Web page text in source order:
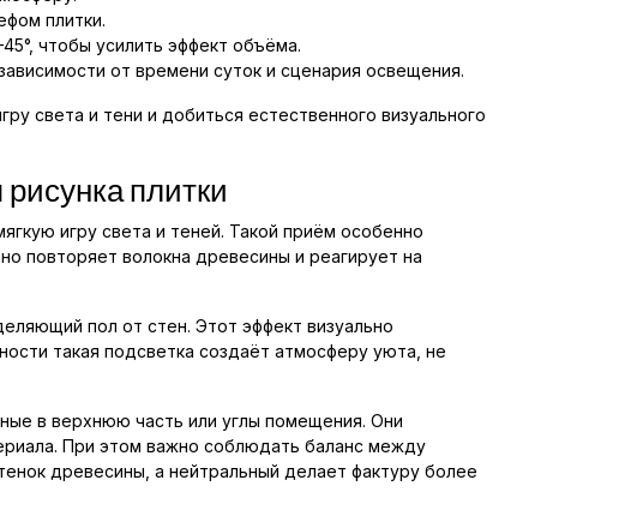
плитки.
чтобы усилить эффект объёма.
от времени суток и сценария освещения.
света и тени и добиться естественного визуального
плитки
игру света и теней. Такой приём особенно
повторяет волокна древесины и реагирует на
пол от стен. Этот эффект визуально
такая подсветка создаёт атмосферу уюта, не
в верхнюю часть или углы помещения. Они
При этом важно соблюдать баланс между
древесины, а нейтральный делает фактуру более